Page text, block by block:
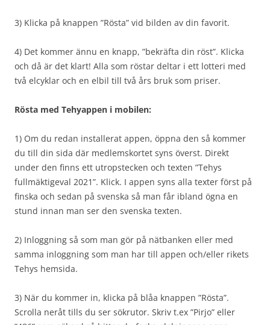
3) Klicka på knappen ”Rösta” vid bilden av din favorit.
4) Det kommer ännu en knapp, ”bekräfta din röst”. Klicka
och då är det klart! Alla som röstar deltar i ett lotteri med
två elcyklar och en elbil till två års bruk som priser.
Rösta med Tehyappen i mobilen:
1) Om du redan installerat appen, öppna den så kommer
du till din sida där medlemskortet syns överst. Direkt
under den finns ett utropstecken och texten ”Tehys
fullmäktigeval 2021”. Klick. I appen syns alla texter först på
finska och sedan på svenska så man får ibland ögna en
stund innan man ser den svenska texten.
2) Inloggning så som man gör på nätbanken eller med
samma inloggning som man har till appen och/eller rikets
Tehys hemsida.
3) När du kommer in, klicka på blåa knappen ”Rösta”.
Scrolla neråt tills du ser sökrutor. Skriv t.ex ”Pirjo” eller